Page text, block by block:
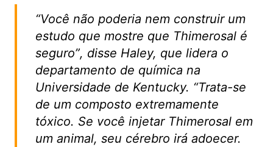
“Você não poderia nem construir um
estudo que mostre que Thimerosal é
seguro”, disse Haley, que lidera o
departamento de química na
Universidade de Kentucky. “Trata-se
de um composto extremamente
tóxico. Se você injetar Thimerosal em
um animal, seu cérebro irá adoecer.